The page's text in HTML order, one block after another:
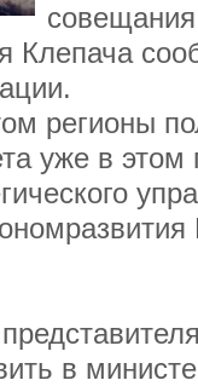
совещания
Клепача
регионы
уже в этом
в